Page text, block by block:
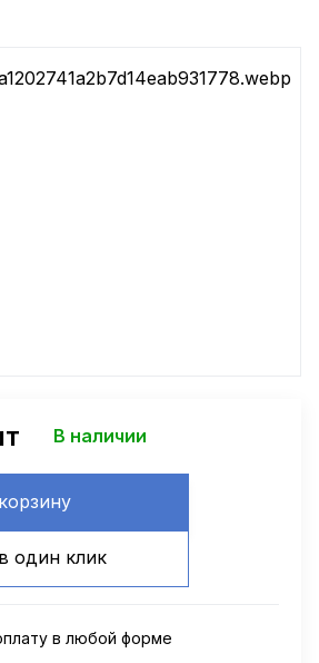
В наличии
один клик
в любой форме